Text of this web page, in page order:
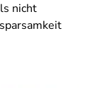
nicht